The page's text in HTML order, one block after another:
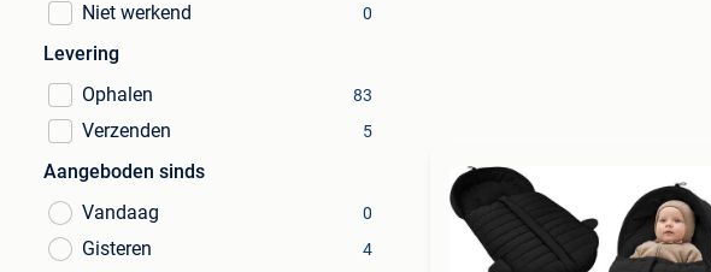
Niet werkend 0
Levering
Ophalen
83
Verzenden 5
Aangeboden sinds
Vandaag
0
Gisteren 4